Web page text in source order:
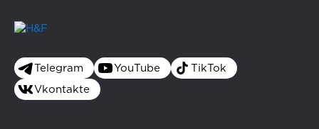
Telegram YouTube TikTok
Vkontakte